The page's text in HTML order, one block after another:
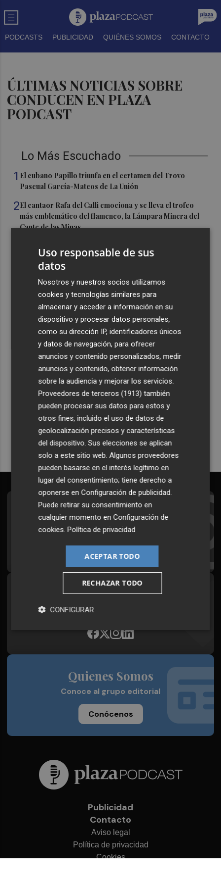
PODCASTS PUBLICIDAD QUIÉNES SOMOS CONTACTO
ÚLTIMAS NOTICIAS SOBRE
CONDUCEN EN PLAZA
PODCAST
Lo Más Escuchado
1 El cubano Papillo triunfa en el certamen del Trovo
Pascual García-Mateos de La Unión
2El cantaor Rafa del Calli emociona y se lleva el trofeo
más emblemático del flamenco, la Lámpara Minera del
Cante de las Minas
con una victoria contra el Galatasaray
Kiat Lim preside por primera vez un partido en Mestalla
Recibe toda la actualidad de
Plaza Podcast en tu correo
Quiero suscribirme
Suscríbete al Boletín
Todos los días a primera hora en tu email
Síguenos en redes
Plaza Podcast, desde cualquier medio
Quienes Somos
Conoce al grupo editorial
Conócenos
Publicidad
Contacto
Aviso legal
Política de privacidad
Cookies
Uso responsable de sus
datos
Nosotros y nuestros socios utilizamos
cookies y tecnologías similares para
almacenar y acceder a información en su
dispositivo y procesar datos personales,
como su dirección IP, identificadores únicos
y datos de navegación, para ofrecer
anuncios y contenido personalizados, medir
anuncios y contenido, obtener información
sobre la audiencia y mejorar los servicios.
Proveedores de terceros (1913) también
pueden procesar sus datos para estos y
otros fines, incluido el uso de datos de
geolocalización precisos y características
del dispositivo. Sus elecciones se aplican
solo a este sitio web. Algunos proveedores
pueden basarse en el interés legítimo en
lugar del consentimiento; tiene derecho a
oponerse enConfiguración de publicidad.
Puede retirar su consentimiento en
cualquier momento enConfiguración de
cookies.Política de privacidad
ACEPTAR TODO
RECHAZAR TODO
CONFIGURAR